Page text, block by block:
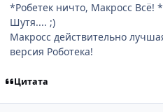
*Робетек ничто, Макросс Всё! *
Шутя.... ;)
Макросс действительно
версия Роботека!
Цитата